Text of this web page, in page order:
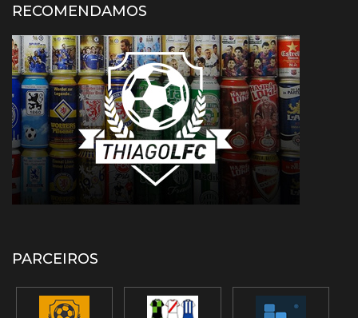
RECOMENDAMOS
PARCEIROS